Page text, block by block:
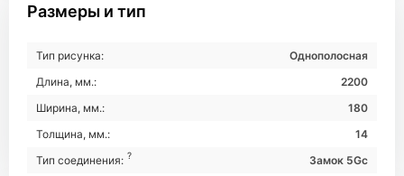
Размеры и тип
Тип рисунка:
Однополосная
Длина, мм.:
2200
Ширина, мм.:
180
Толщина, мм.:
14
Тип соединения: ? Замок 5Gc